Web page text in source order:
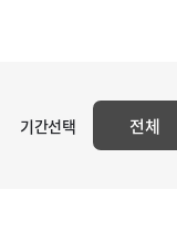
기간선택 전체